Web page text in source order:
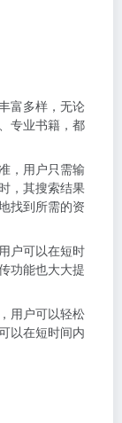
富多样，无论
专业书籍，都
，用户只需输
，其搜索结果
找到所需的资
户可以在短时
功能也大大提
用户可以轻松
以在短时间内